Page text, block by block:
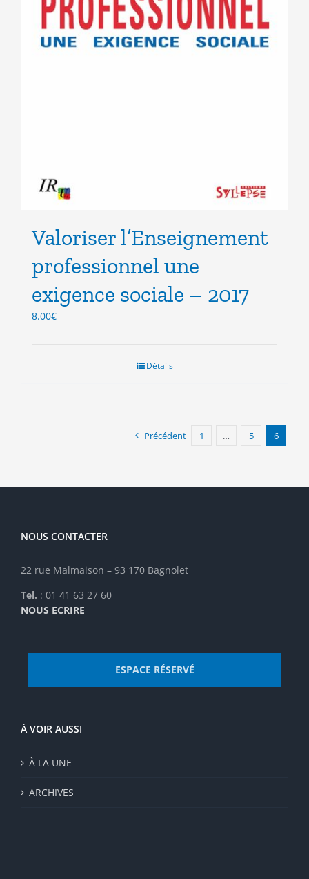
Valoriser l’Enseignement
professionnel une
exigence sociale – 2017
8.00€
Détails
Précédent 1 … 5 6
NOUS CONTACTER
22 rue Malmaison – 93 170 Bagnolet
Tel. : 01 41 63 27 60
NOUS ECRIRE
ESPACE RÉSERVÉ
À VOIR AUSSI
À LA UNE
ARCHIVES